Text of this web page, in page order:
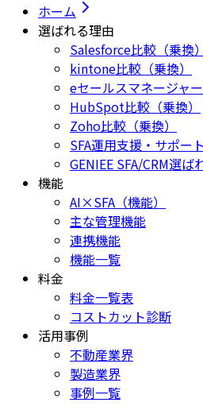
ホーム
選ばれる理由
Salesforce比較（乗換）
kintone比較（乗換）
eセールスマネージャー
HubSpot比較（乗換）
Zoho比較（乗換）
SFA運用支援・サポー
GENIEE SFA/CRM選ば
機能
AI×SFA（機能）
主な管理機能
連携機能
機能一覧
料金
料金一覧表
コストカット診断
活用事例
不動産業界
製造業界
事例一覧